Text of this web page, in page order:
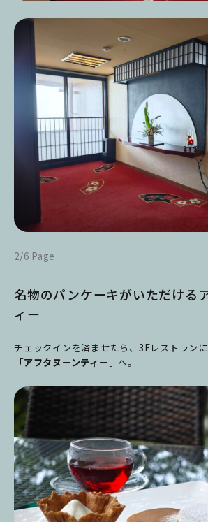
2/6 Page
名物のパンケーキがいただける
ィー
チェックインを済ませたら、3Fレストラン
「アフタヌーンティー 」へ。